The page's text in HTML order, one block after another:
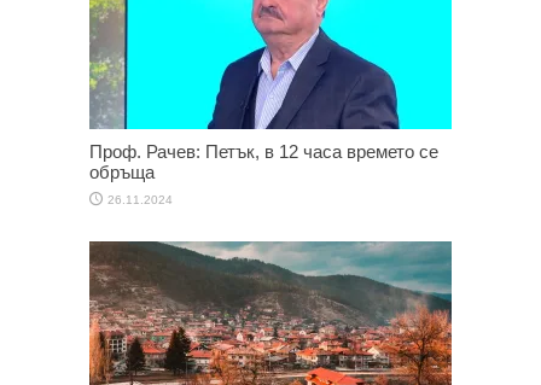
Проф. Рачев: Петък, в 12 часа времето се
обръща
26.11.2024